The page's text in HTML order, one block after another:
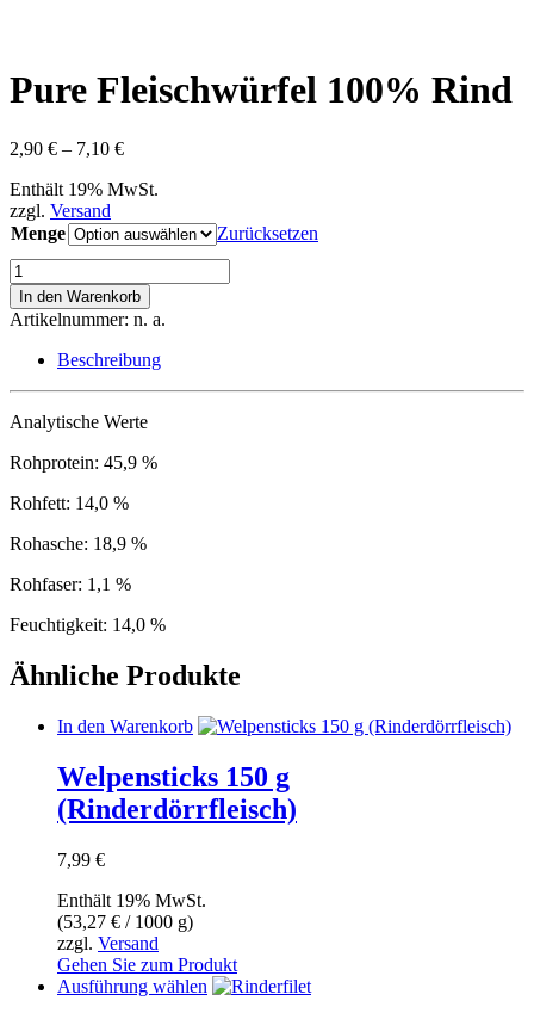
Pure Fleischwürfel 100% Rind
2,90 € – 7,10 €Preisspanne:
bis
Enthält 19% MwSt.
zzgl. Versand
Menge
Zurücksetzen
Pure
Fleischwürfel
100%
Rind
Menge
In den Warenkorb
Artikelnummer: n. a.
Beschreibung
Analytische Werte
Rohprotein: 45,9 %
Rohfett: 14,0 %
Rohasche: 18,9 %
Rohfaser: 1,1 %
Feuchtigkeit: 14,0 %
Ähnliche Produkte
In den Warenkorb
Welpensticks 150 g
(Rinderdörrfleisch)
7,99 €
Enthält 19% MwSt.
(53,27 € / 1000 g)
zzgl. Versand
Gehen Sie zum Produkt
Ausführung wählen Dieses